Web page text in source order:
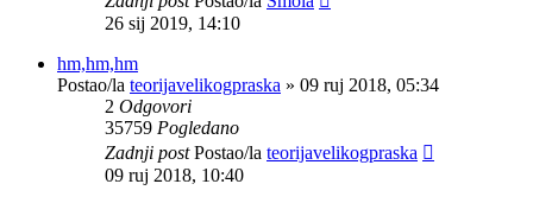
26 sij 2019, 14:10
hm,hm,hm
Postao/la teorijavelikogpraska » 09 ruj 2018, 05:34
2 Odgovori
35759 Pogledano
Zadnji postPostao/la teorijavelikogpraska
09 ruj 2018, 10:40